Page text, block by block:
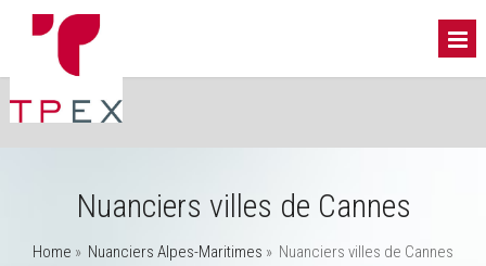
Nuanciers villes de Cannes
Home » Nuanciers Alpes-Maritimes » Nuanciers villes de Cannes